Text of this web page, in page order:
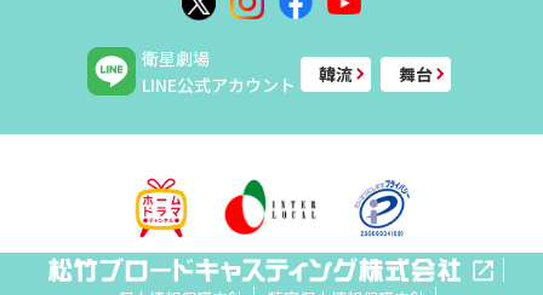
衛星劇場
LINE公式アカウント
韓流 舞台